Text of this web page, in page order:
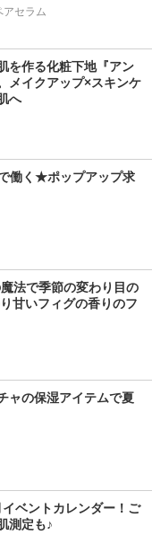
アセラム
を作る化粧下地『アン
メイクアップ×スキンケ
へ
働く★ポップアップ求
法で季節の変わり目の
甘いフィグの香りのフ
ャの保湿アイテムで夏
ベントカレンダー！ご
測定も♪